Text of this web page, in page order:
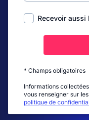
Recevoir aussi
* Champs obligatoires
Informations
vous renseigner sur
politique de